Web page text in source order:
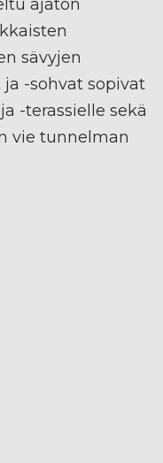
ajaton
sävyjen
-sohvat sopivat
-terassielle sekä
vie tunnelman